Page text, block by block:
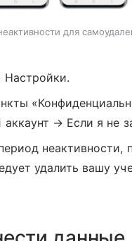
для
Настройки.
→ Если я не
неактивности,
удалить вашу